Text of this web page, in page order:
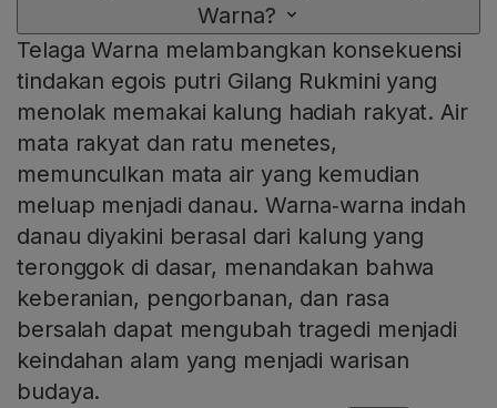
Warna?
Telaga Warna melambangkan konsekuensi
tindakan egois putri Gilang Rukmini yang
menolak memakai kalung hadiah rakyat. Air
mata rakyat dan ratu menetes,
memunculkan mata air yang kemudian
meluap menjadi danau. Warna‑warna indah
danau diyakini berasal dari kalung yang
teronggok di dasar, menandakan bahwa
keberanian, pengorbanan, dan rasa
bersalah dapat mengubah tragedi menjadi
keindahan alam yang menjadi warisan
budaya.